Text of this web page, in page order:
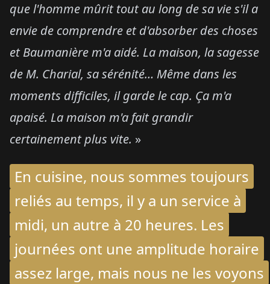
que l'homme mûrit tout au long de sa vie s'il a
envie de comprendre et d'absorber des choses
et Baumanière m'a aidé. La maison, la sagesse
de M. Charial, sa sérénité… Même dans les
moments difficiles, il garde le cap. Ça m'a
apaisé. La maison m'a fait grandir
certainement plus vite. »
En cuisine, nous sommes toujours
reliés au temps, il y a un service à
midi, un autre à 20 heures. Les
journées ont une amplitude horaire
assez large, mais nous ne les voyons